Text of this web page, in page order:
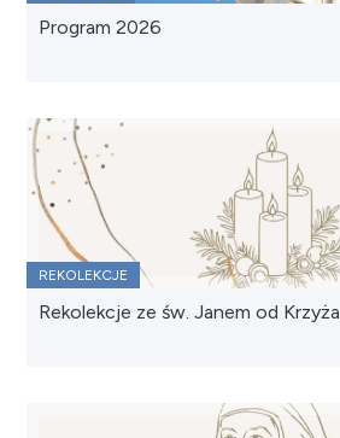
Program 2026
REKOLEKCJE
Rekolekcje ze św. Janem od Krzyża